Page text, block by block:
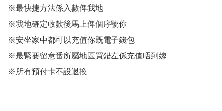
※最快捷方法係入數俾我地
※我地確定收款後馬上俾個序號你
※安坐家中都可以充值你既電子錢包
※最緊要留意番所屬地區買錯左係充值唔到嫁
※所有預付卡不設退換